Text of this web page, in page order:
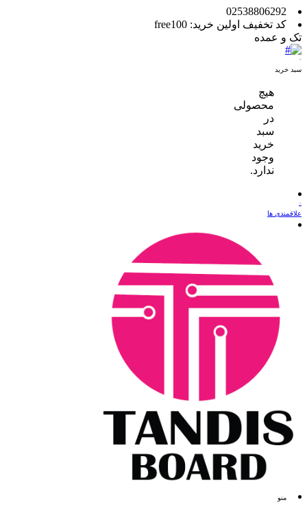
02538806292
کد تخفیف اولین خرید: free100
تک و عمده
۰
سبد خرید
هیچ
محصولی
در
سبد
خرید
وجود
ندارد.
۰
علاقمندی ها
منو